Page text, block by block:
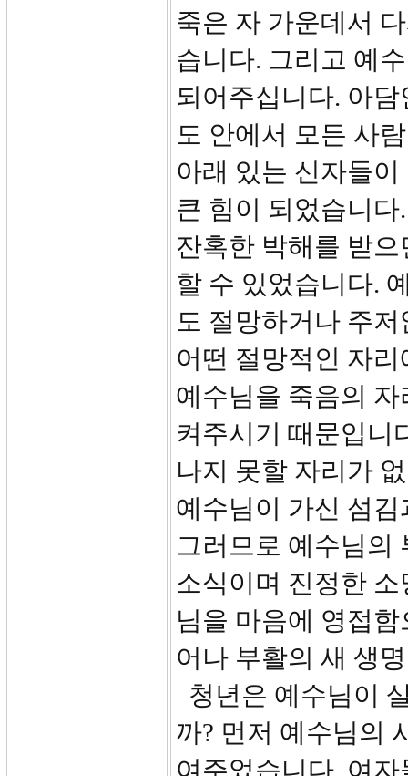
죽은 자 가운데서
습니다. 그리고 예
되어주십니다. 아
도 안에서 모든 사
아래 있는 신자들
큰 힘이 되었습니
잔혹한 박해를 받
할 수 있었습니다.
도 절망하거나 주
어떤 절망적인 자
예수님을 죽음의
켜주시기 때문입니
나지 못할 자리가
예수님이 가신 섬
그러므로 예수님의
소식이며 진정한
님을 마음에 영접
어나 부활의 새 생
청년은 예수님이
까? 먼저 예수님의
여주었습니다. 여